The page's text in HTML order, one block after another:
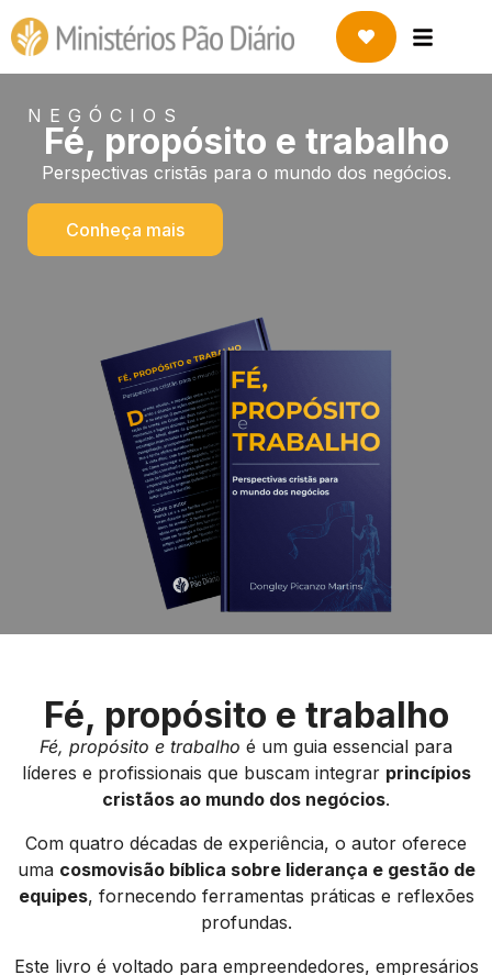
NEGÓCIOS
Fé, propósito e trabalho
Perspectivas cristãs para o mundo dos negócios.
Conheça mais
Fé, propósito e trabalho
Fé, propósito e trabalho é um guia essencial para
líderes e profissionais que buscam integrar princípios
cristãos ao mundo dos negócios.
Com quatro décadas de experiência, o autor oferece
uma cosmovisão bíblica sobre liderança e gestão de
equipes, fornecendo ferramentas práticas e reflexões
profundas.
Este livro é voltado para empreendedores, empresários